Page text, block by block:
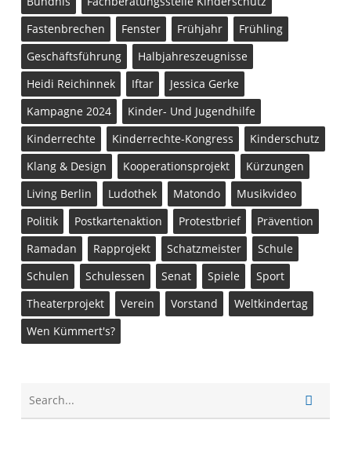
Fastenbrechen
Fenster Frühjahr
Frühling
Geschäftsführung
Halbjahreszeugnisse
Heidi Reichinnek
Iftar
Jessica Gerke
Kampagne 2024
Kinder- Und Jugendhilfe
Kinderrechte
Kinderrechte-Kongress
Kinderschutz
Klang & Design
Kooperationsprojekt
Kürzungen
Living Berlin
Ludothek Matondo
Musikvideo
Politik
Postkartenaktion Protestbrief
Prävention
Ramadan
Rapprojekt Schatzmeister
Schule
Schulen
Schulessen Senat Spiele
Sport
Theaterprojekt
Verein Vorstand
Weltkindertag
Wen Kümmert's?